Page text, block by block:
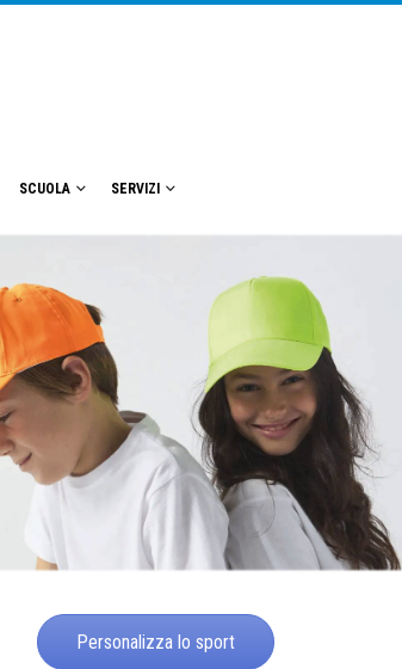
SCUOLA SERVIZI
Personalizza lo sport